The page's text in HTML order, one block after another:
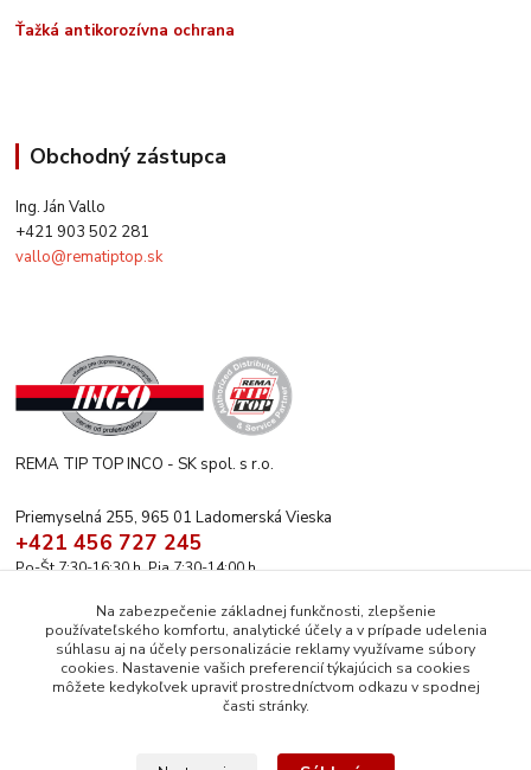
Ťažká antikorozívna ochrana
Obchodný zástupca
Ing. Ján Vallo
+421 903 502 281
vallo@rematiptop.sk
REMA TIP TOP INCO - SK spol. s r.o.
Priemyselná 255, 965 01 Ladomerská Vieska
+421 456 727 245
Po-Št 7:30-16:30 h. Pia 7:30-14:00 h.
rematiptop@rematiptop.sk
Na zabezpečenie základnej funkčnosti, zlepšenie
používateľského komfortu, analytické účely a v prípade udelenia
súhlasu aj na účely personalizácie reklamy využívame súbory
cookies. Nastavenie vašich preferencií týkajúcich sa cookies
môžete kedykoľvek upraviť prostredníctvom odkazu v spodnej
časti stránky.